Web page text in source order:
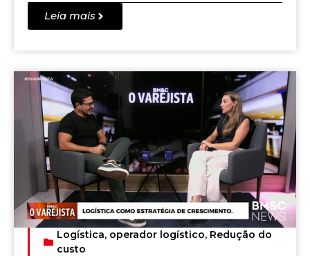
Leia mais
Logística, operador logístico, Redução do
custo